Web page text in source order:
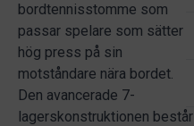
bordtennisstomme som
passar spelare som sätter
hög press på sin
motståndare nära bordet.
Den avancerade 7-
lagerskonstruktionen består